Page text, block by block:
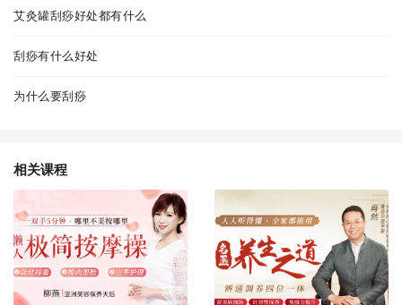
艾灸罐刮痧好处都有什么
刮痧有什么好处
为什么要刮痧
相关课程